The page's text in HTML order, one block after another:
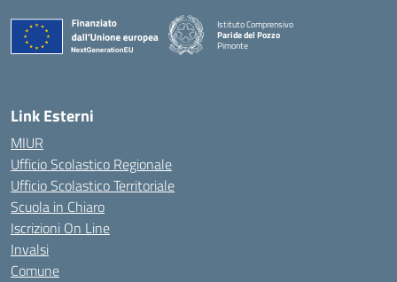
Istituto Comprensivo
Paride del Pozzo
Pimonte
Link Esterni
MIUR
Ufficio Scolastico Regionale
Ufficio Scolastico Territoriale
Scuola in Chiaro
Iscrizioni On Line
Invalsi
Comune